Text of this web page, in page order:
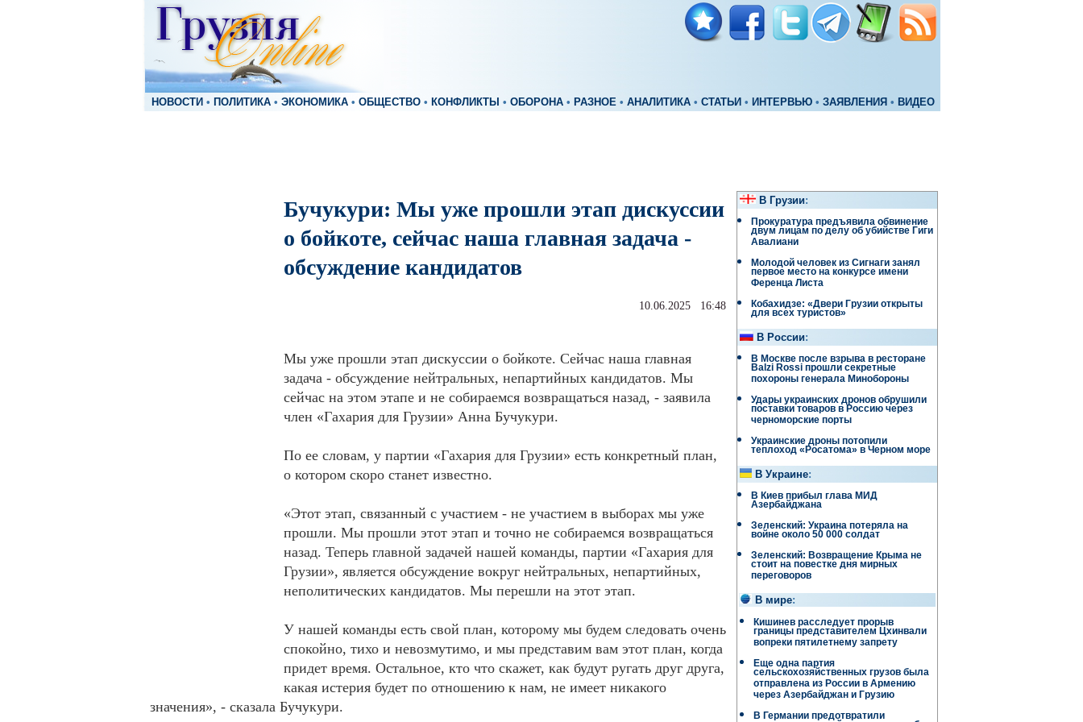
НОВОСТИ • ПОЛИТИКА • ЭКОНОМИКА • ОБЩЕСТВО • КОНФЛИКТЫ • ОБОРОНА • РАЗНОЕ • АНАЛИТИКА • СТАТЬИ • ИНТЕРВЬЮ • ЗАЯВЛЕНИЯ • ВИДЕО
Бучукури: Мы уже прошли этап дискуссии
о бойкоте, сейчас наша главная задача -
обсуждение кандидатов
10.06.2025 16:48
Мы уже прошли этап дискуссии о бойкоте. Сейчас наша главная
задача - обсуждение нейтральных, непартийных кандидатов. Мы
сейчас на этом этапе и не собираемся возвращаться назад, - заявила
член «Гахария для Грузии» Анна Бучукури.
По ее словам, у партии «Гахария для Грузии» есть конкретный план,
о котором скоро станет известно.
«Этот этап, связанный с участием - не участием в выборах мы уже
прошли. Мы прошли этот этап и точно не собираемся возвращаться
назад. Теперь главной задачей нашей команды, партии «Гахария для
Грузии», является обсуждение вокруг нейтральных, непартийных,
неполитических кандидатов. Мы перешли на этот этап.
У нашей команды есть свой план, которому мы будем следовать очень
спокойно, тихо и невозмутимо, и мы представим вам этот план, когда
придет время. Остальное, кто что скажет, как будут ругать друг друга,
какая истерия будет по отношению к нам, не имеет никакого
значения», - сказала Бучукури.
В Грузии:
Прокуратура предъявила обвинение
двум лицам по делу об убийстве Гиги
Авалиани
Молодой человек из Сигнаги занял
первое место на конкурсе имени
Ференца Листа
Кобахидзе: «Двери Грузии открыты
для всех туристов»
В России:
В Москве после взрыва в ресторане
Balzi Rossi прошли секретные
похороны генерала Минобороны
Удары украинских дронов обрушили
поставки товаров в Россию через
черноморские порты
Украинские дроны потопили
теплоход «Росатома» в Черном море
В Украине:
В Киев прибыл глава МИД
Азербайджана
Зеленский: Украина потеряла на
войне около 50 000 солдат
Зеленский: Возвращение Крыма не
стоит на повестке дня мирных
переговоров
В мире:
Кишинев расследует прорыв
границы представителем Цхинвали
вопреки пятилетнему запрету
Еще одна партия
сельскохозяйственных грузов была
отправлена ​​из России в Армению
через Азербайджан и Грузию
В Германии предотвратили